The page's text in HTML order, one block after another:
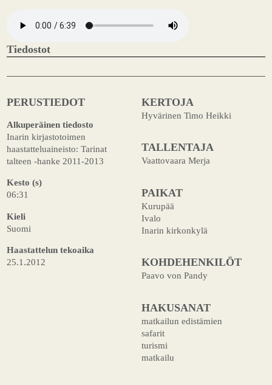
Tiedostot
PERUSTIEDOT
Alkuperäinen tiedosto
Inarin kirjastotoimen
haastatteluaineisto: Tarinat
talteen -hanke 2011-2013
Kesto (s)
06:31
Kieli
Suomi
Haastattelun tekoaika
25.1.2012
KERTOJA
Hyvärinen Timo Heikki
TALLENTAJA
Vaattovaara Merja
PAIKAT
Kurupää
Ivalo
Inarin kirkonkylä
KOHDEHENKILÖT
Paavo von Pandy
HAKUSANAT
matkailun edistämien
safarit
turismi
matkailu